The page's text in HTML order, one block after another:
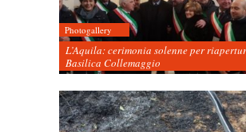
Photogallery
L’Aquila: cerimonia solenne per
Basilica Collemaggio